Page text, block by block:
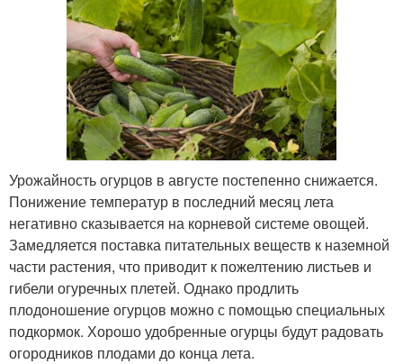
Урожайность огурцов в августе постепенно снижается.
Понижение температур в последний месяц лета
негативно сказывается на корневой системе овощей.
Замедляется поставка питательных веществ к наземной
части растения, что приводит к пожелтению листьев и
гибели огуречных плетей. Однако продлить
плодоношение огурцов можно с помощью специальных
подкормок. Хорошо удобренные огурцы будут радовать
огородников плодами до конца лета.